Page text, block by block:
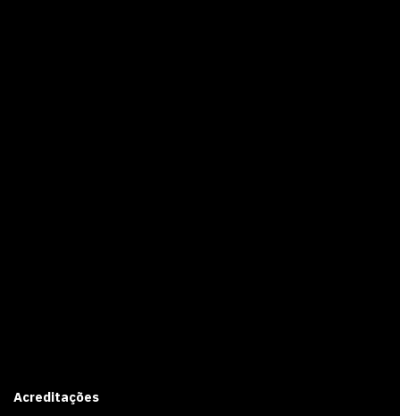
Acreditações